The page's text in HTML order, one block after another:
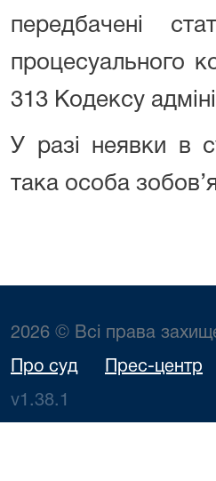
передбачені
процесуального
313 Кодексу
У разі неявки в
така особа
2026 © Всі права
Про суд Прес-центр
v1.38.1